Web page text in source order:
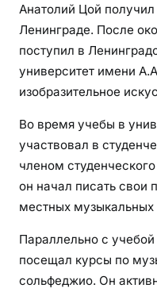
Анатолий Цой
Ленинграде. После
поступил в
университет имени
изобразительное
Во время учебы в
участвовал в
членом
он начал писать свои
местных музыкальных
Параллельно с
посещал курсы по
сольфеджио. Он